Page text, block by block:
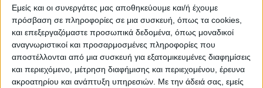
Εμείς και οι συνεργάτες μας αποθηκεύουμε και/ή έχουμε
πρόσβαση σε πληροφορίες σε μια συσκευή, όπως τα cookies,
και επεξεργαζόμαστε προσωπικά δεδομένα, όπως μοναδικοί
αναγνωριστικοί και προσαρμοσμένες πληροφορίες που
αποστέλλονται από μια συσκευή για εξατομικευμένες διαφημίσεις
και περιεχόμενο, μέτρηση διαφήμισης και περιεχομένου, έρευνα
ακροατηρίου και ανάπτυξη υπηρεσιών. Με την άδειά σας, εμείς